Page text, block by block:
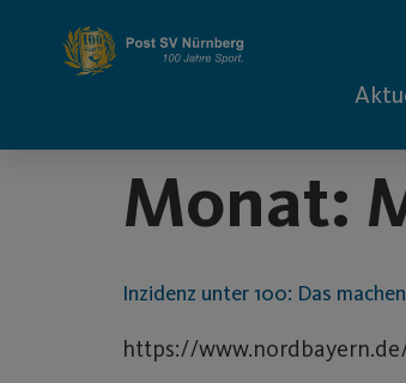
springen
Monat:
Inzidenz unter 100: Das
https://